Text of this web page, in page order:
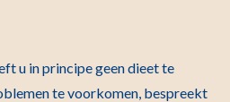
u in principe geen dieet te
te voorkomen, bespreekt